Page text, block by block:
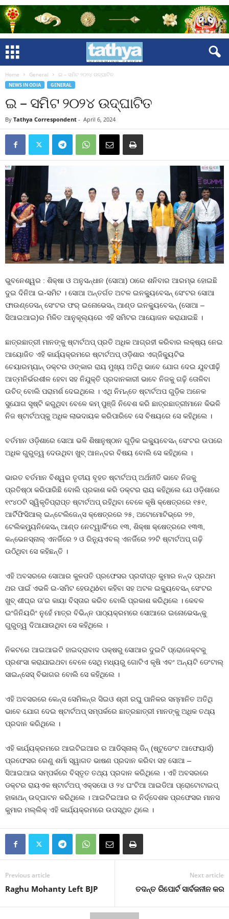
Home General ଇ – ସମିଟ ୨୦୨୪ ଉଦ୍‌ଘାଟିତ
NEWS IN ODIA GENERAL
ଇ – ସମିଟ ୨୦୨୪ ଉଦ୍‌ଘାଟିତ
By Tathya Correspondent - April 6, 2024
ଭୁବନେଶ୍ୱର : ଶିକ୍ଷା ଓ ଅନୁସନ୍ଧାନ (ସୋଆ) ଠାରେ ଶନିବାର ଆରମ୍ଭ ହୋଇଛି
ଦୁଇ ଦିନିଆ ଇ-ସମିଟ । ସୋଆ ଅନ୍ତର୍ଗତ ଅଟଳ ଇନକ୍ୟୁବେସନ୍ ସେଂଟର ସୋଆ
ଫାଉଣ୍ଡେସନ୍ ସେଂଟର ଫର୍ ଇନୋଭେସନ୍ ଆଣ୍ଡ ଇନକ୍ୟୁବେସନ୍ (ସୋଆ –
ସିଆଇଆଇ)ର ମିଳିତ ଆନୁକୂଲ୍ୟରେ ଏହି ସମିଟର ଆୟୋଜନ କରାଯାଇଛି ।
ଛାତ୍ରଛାତ୍ରୀ ମାନଙ୍କୁ ଷ୍ଟାର୍ଟଅପ୍ ପ୍ରତି ଅଧିକ ଆଗ୍ରହୀ କରିବାର ଲକ୍ଷ୍ୟ ନେଇ
ଆୟୋଜିତ ଏହି କାର୍ଯ୍ୟକ୍ରମରେ ଷ୍ଟାର୍ଟଅପ୍ ଓଡ଼ିଶାର ଏଗ୍‌ଜିକ୍ୟୁଟିଭ
ଚେୟାରମ୍ୟାନ୍ ଡକ୍ଟର ଓଙ୍କାର ରାୟ ମୁଖ୍ୟ ଅତିଥି ଭାବେ ଯୋଗ ଦେଇ ଯୁବପୀଢ଼ି
ଆତ୍ମନିର୍ଭରଶୀଳ ହେବା ସହ ନିଯୁକ୍ତି ପ୍ରଦାନକାରୀ ଭାବେ ନିଜକୁ ଗଢ଼ି ତୋଳିବା
ଉଚିତ୍ ବୋଲି ପରାମର୍ଶ ଦେଇଥିଲେ । ଏଥି ନିମନ୍ତେ ଷ୍ଟାର୍ଟଅପ ଗୁଡ଼ିକ ଅନେକ
ସୁଯୋଗ ସୃଷ୍ଟି କରୁଥିବା ବେଳେ କମ୍ ପୁଞ୍ଜି ନିବେଶ କରି ଛାତ୍ରଛାତ୍ରୀମାନେ କିଭଳି
ନିଜ ଷ୍ଟାର୍ଟଅପ୍‌କୁ ଅଧିକ ଲାଭଦାୟକ କରିପାରିବେ ସେ ବିଷୟରେ ସେ କହିଥିଲେ ।
ବର୍ତମାନ ଓଡ଼ିଶାରେ ସୋଆ ଭଳି ଶିଷାନୁଷ୍ଠାନ ଗୁଡ଼ିକ ଇକ୍ୟୁବେସନ୍ ସେଂଟର ଉପରେ
ଅଧିକ ଗୁରୁତ୍ୱ ଦେଉଥିବା ଖୁବ୍ ଆନନ୍ଦର ବିଷୟ ବୋଲି ସେ କହିଥିଲେ ।
ଭାରତ ବର୍ତମାନ ବିଶ୍ୱର ତୃତୀୟ ବୃହତ ଷ୍ଟାର୍ଟଅପ୍ ଅର୍ଥନୀତି ଭାବେ ନିଜକୁ
ପ୍ରତିଷ୍ଠା କରିପାରିଛି ବୋଲି ପ୍ରକାଶ କରି ଡକ୍ଟର ରାୟ କହିଥିଲେ ଯେ ଓଡ଼ିଶାରେ
୧୯୪୦ଟି ସ୍ୱିକୃତିପ୍ରାପ୍ତ ଷ୍ଟାର୍ଟଅପ୍ ରହିଥିବା ବେଳେ କୃଷି କ୍ଷେତ୍ରରେ ୧୫୧,
ଆର୍ଟିଫିସିଆଲ୍ ଇନ୍‌ଟେଲିଜେନ୍ସ କ୍ଷେତ୍ରରେ ୨୫, ଅଟୋମୋଟିଭ୍‌ରେ ୨୭,
ଟେଲିକମ୍ୟୁନିକେସନ୍ ଆଣ୍ଡ ନେଟ୍‌ୱାର୍କିଂରେ ୧୩, ଶିକ୍ଷା କ୍ଷେତ୍ରରେ ୧୩୩,
କନ୍‌ଭେନସ୍‌ନାଲ୍ ଏନର୍ଜିରେ ୨ ଓ ରିନ୍ୟୁଏବଲ୍ ଏନର୍ଜିରେ ୨୨ଟି ଷ୍ଟାର୍ଟଅପ୍ ଗଢ଼ି
ଉଠିଥିବା ସେ କହିଛନ୍ତି ।
ଏହି ଅବସରରେ ସୋଆର କୁଳପତି ପ୍ରଫେସର ପ୍ରଦୀପ୍ତ କୁମାର ନନ୍ଦ ପ୍ରଥମ
ଥର ପାଇଁ ଏଭଳି ଇ-ସମିଟ ହେଉଥିôବା କହିବା ସହ ଅଟଳ ଇକ୍ୟୁବେସନ୍ ସେଂଟର
ଖୁବ୍ ଶୀଘ୍ର ତା’ର କାୟା ବିସ୍ତାର କରିବ ବୋଲି ପ୍ରକାଶ କରିଥିଲେ । କେବଳ
ଇଂଜିନିୟରିଂ ନୁହେଁ ମାତ୍ର ବିଭିନ୍ନ ପାଠ୍ୟକ୍ରମରେ ସୋଆରେ ଇନୋଭେସନ୍‌କୁ
ଗୁରୁତ୍ୱ ଦିଆଯାଉଥିବା ସେ କହିଥିଲେ ।
ନିକଟରେ ଆଇଆଇଟି ହାଇଦ୍ରାବାଦ ପକ୍ଷରୁ ସୋଆର ଦୁଇଟି ପ୍ରୋଜେକ୍ଟକୁ
ପ୍ରଶଂସା କରାଯାଇଥବା ବେଳେ ସେଥି ମଧ୍ୟରୁ ଗୋଟିଏ କୃଷି ଏବଂ ଅନ୍ୟଟି ଡେଂଟାଲ୍
ସାଇନ୍‌ସେସ୍ ବିଭାଗର ବୋଲି ସେ କହିଥିଲେ ।
ଏହି ଅବସରରେ କେନ୍ସ ସେମିକନ୍‌ର ସିଇଓ ଶ୍ରୀ ରଘୁ ପାନିକର ସମ୍ମାନିତ ଅତିଥି
ଭାବେ ଯୋଗ ଦେଇ ଷ୍ଟାର୍ଟଅପ୍ ସମ୍ପର୍କରେ ଛାତ୍ରଛାତ୍ରୀ ମାନଙ୍କୁ ଅଧିକ ତଥ୍ୟ
ପ୍ରଦାନ କରିଥିଲେ ।
ଏହି କାର୍ଯ୍ୟକ୍ରମରେ ଆଇଟିଇଆର ର ଆଡିସ୍‌ନାଲ୍ ଡିନ୍ (ଷ୍ଟୁଡେଂଟ ଆଫେୟାର୍ସ)
ପ୍ରଫେସର ରେଣୁ ଶର୍ମା ସ୍ୱାଗତ ଭାଷଣ ପ୍ରଦାନ କରିବା ସହ ସୋଆ –
ସିଆଇଆଇ ସମ୍ପର୍କରେ ବିସ୍ତୃତ ତଥ୍ୟ ପ୍ରଦାନ କରିଥିଲେ । ଏହି ଅବସରରେ
ଡକ୍ଟର ରାୟଏକ ଷ୍ଟାର୍ଟଅପ୍ ଏକ୍ସପୋ ଓ ୨୪ ଘଂଟିଆ ଆଇଡିଆ ପ୍ରୋଟୋଟାଇପ୍
ହାକାଥନ୍ ଉଦ୍‌ଘାଟନ କରିଥିଲେ । ଆଇଟିଇଆର ର ନିର୍ଦ୍ଦେଶକ ପ୍ରଫେସର ମାନସ
କୁମାର ମଲ୍ଲିକ୍ ଏହି କାର୍ଯ୍ୟକ୍ରମରେ ଉପସ୍ଥିତ ଥିଲେ ।
Previous article
Raghu Mohanty Left BJP
Next article
ତଦନ୍ତ ରିପୋର୍ଟ ସାର୍ବଜନୀନ କର